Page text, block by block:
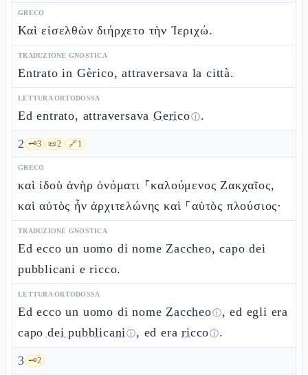
GRECO
Καὶ εἰσελθὼν διήρχετο τὴν Ἰεριχώ.
TRADUZIONE GNOSTICA
Entrato in Gèrico, attraversava la città.
LETTURA ORTODOSSA
Ed entrato, attraversavaGericoⓘ.
2 🗝️3 📜2 🔗1
GRECO
καὶ ἰδοὺ ἀνὴρ ὀνόματι ⸀καλούμενος Ζακχαῖος,
καὶ αὐτὸς ἦν ἀρχιτελώνης καὶ ⸀αὐτὸς πλούσιος·
TRADUZIONE GNOSTICA
Ed ecco un uomo di nome Zaccheo, capo dei
pubblicani e ricco.
LETTURA ORTODOSSA
Ed ecco un uomo di nomeZaccheoⓘ, ed egli era
capo dei pubblicaniⓘ, ed erariccoⓘ.
3 🗝️2